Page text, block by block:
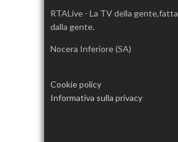
RTALive - La TV della gente,fatta
dalla gente.
Nocera Inferiore (SA)
Cookie policy
Informativa sulla privacy